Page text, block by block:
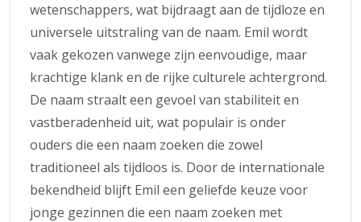
wetenschappers, wat bijdraagt aan de tijdloze en
universele uitstraling van de naam. Emil wordt
vaak gekozen vanwege zijn eenvoudige, maar
krachtige klank en de rijke culturele achtergrond.
De naam straalt een gevoel van stabiliteit en
vastberadenheid uit, wat populair is onder
ouders die een naam zoeken die zowel
traditioneel als tijdloos is. Door de internationale
bekendheid blijft Emil een geliefde keuze voor
jonge gezinnen die een naam zoeken met